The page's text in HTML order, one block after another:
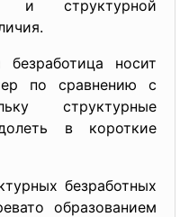
и структурной
безработица носит
по сравнению с
структурные
в короткие
безработных
образованием